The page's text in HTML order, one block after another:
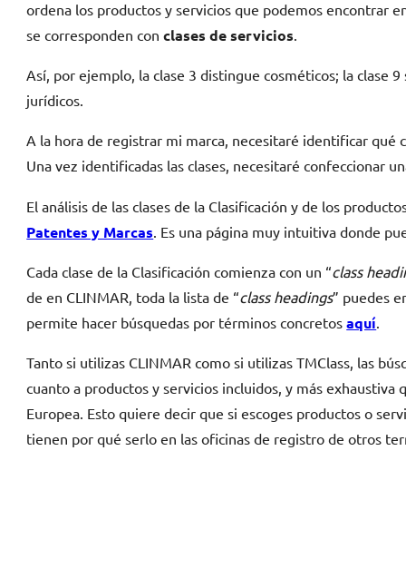
ordena los productos y servicios que podemos encontrar
se corresponden conclases de servicios.
Así, por ejemplo, la clase 3 distingue cosméticos; la clase
jurídicos.
A la hora de registrar mi marca, necesitaré identificar qué
Una vez identificadas las clases, necesitaré confeccionar
El análisis de las clases de la Clasificación y de los
Patentes y Marcas . Es una página muy intuitiva donde
Cada clase de la Clasificación comienza con un “class
de en CLINMAR, toda la lista de “class headings” puedes
permite hacer búsquedas por términos concretosaquí.
Tanto si utilizas CLINMAR como si utilizas TMClass, las
cuanto a productos y servicios incluidos, y más
Europea. Esto quiere decir que si escoges productos o
tienen por qué serlo en las oficinas de registro de otros